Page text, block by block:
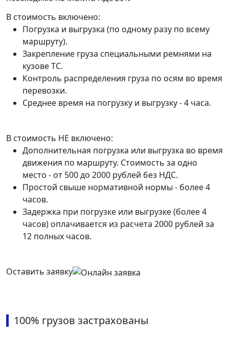
В стоимость включено:
Погрузка и выгрузка (по одному разу по всему
маршруту).
Закрепление груза специальными ремнями на
кузове ТС.
Контроль распределения груза по осям во время
перевозки.
Среднее время на погрузку и выгрузку - 4 часа.
В стоимость НЕ включено:
Дополнительная погрузка или выгрузка во время
движения по маршруту. Стоимость за одно
место - от 500 до 2000 рублей без НДС.
Простой свыше нормативной нормы - более 4
часов.
Задержка при погрузке или выгрузке (более 4
часов) оплачивается из расчета 2000 рублей за
12 полных часов.
Оставить заявку
100% грузов застрахованы